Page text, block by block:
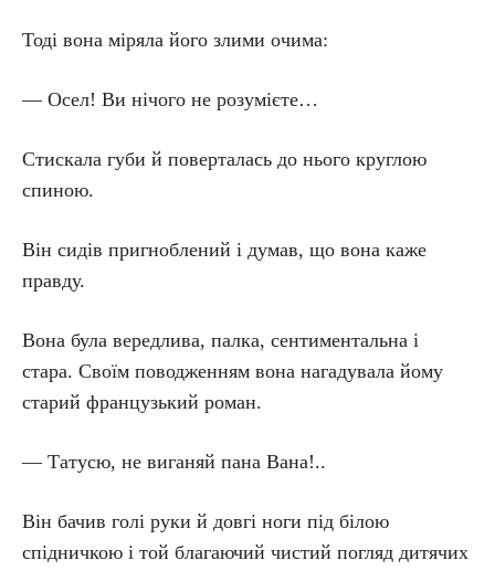
Тоді вона міряла його злими очима:
— Осел! Ви нічого не розумієте…
Стискала губи й поверталась до нього круглою
спиною.
Він сидів пригноблений і думав, що вона каже
правду.
Вона була вередлива, палка, сентиментальна і
стара. Своїм поводженням вона нагадувала йому
старий французький роман.
— Татусю, не виганяй пана Вана!..
Він бачив голі руки й довгі ноги під білою
спідничкою і той благаючий чистий погляд дитячих